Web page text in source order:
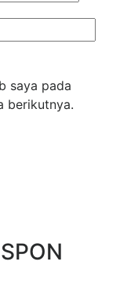
saya pada
berikutnya.